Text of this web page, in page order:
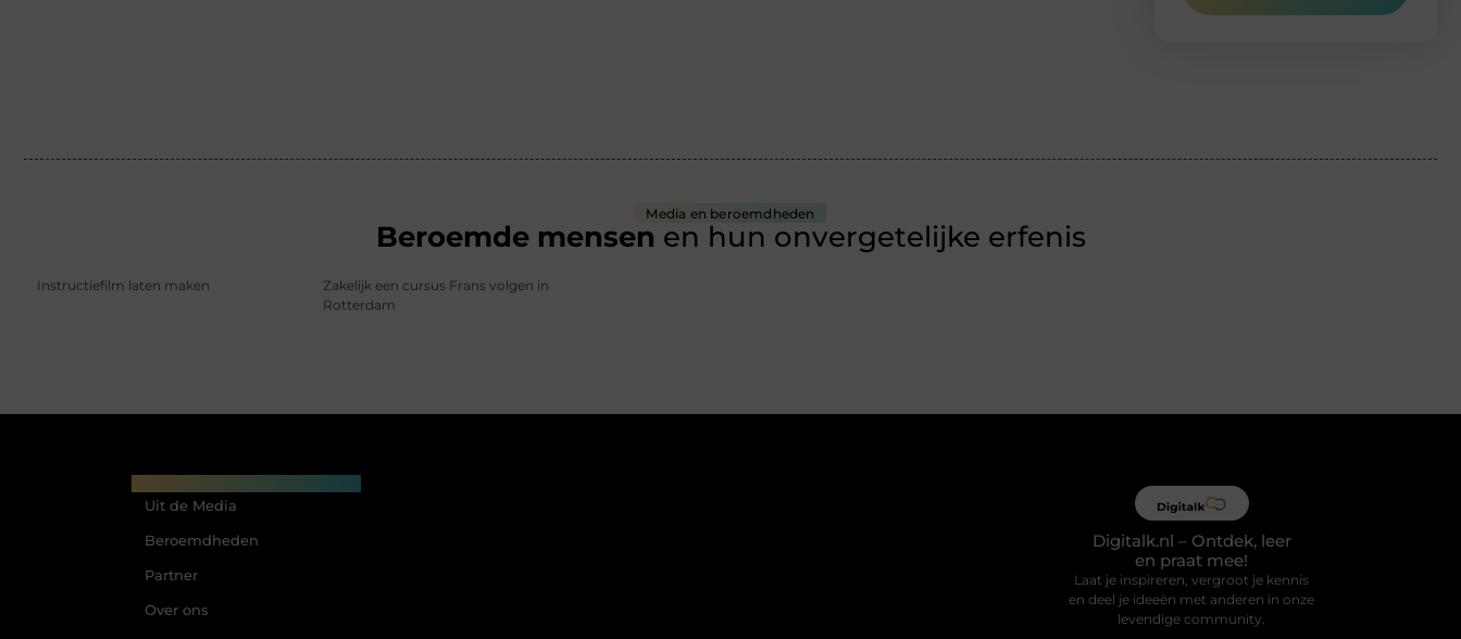
Media en beroemdheden
Beroemde mensen en hun onvergetelijke erfenis
Instructiefilm laten maken
Zakelijk een cursus Frans volgen in
Rotterdam
Uit de Media
Beroemdheden
Partner
Over ons
Digitalk.nl – Ontdek, leer
en praat mee!
Laat je inspireren, vergroot je kennis
en deel je ideeën met anderen in onze
levendige community.